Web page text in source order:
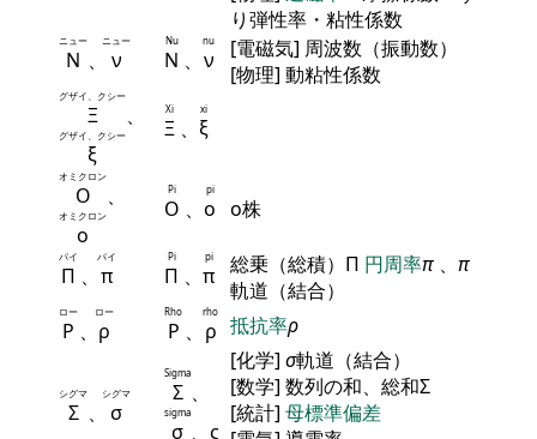
り弾性率・粘性係数
Ν
ニュー
、 ν
ニュー
Ν
Nu
、 ν
nu
[電磁気] 周波数（振動数）
[物理] 動粘性係数
Ξ
グザイ、クシー
、
ξ
グザイ、クシー Ξ
Xi
、 ξ
xi
Ο
オミクロン
、
ο
オミクロン Ο
Pi
、 ο
pi
ο株
Π
パイ
、 π
パイ
Π
Pi
、 π
pi 総乗（総積）Π 円周率π 、 π
軌道（結合）
Ρ
ロー
、 ρ
ロー
Ρ
Rho
、 ρ
rho
抵抗率ρ
Σ
シグマ
、 σ
シグマ Σ
Sigma
、
σ
sigma
、ς
[化学] σ軌道（結合）
[数学] 数列の和、総和Σ
[統計] 母標準偏差